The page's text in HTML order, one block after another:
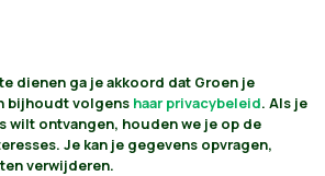
dienen ga je akkoord dat Groen je
bijhoudt volgens haar privacybeleid. Als je
wilt ontvangen, houden we je op de
Je kan je gegevens opvragen,
verwijderen.